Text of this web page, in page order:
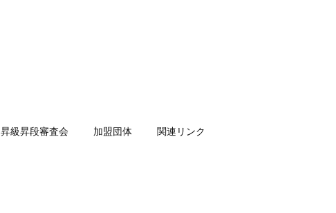
昇級昇段審査会 加盟団体 関連リンク